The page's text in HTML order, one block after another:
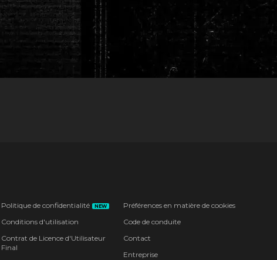
Politique de confidentialité NEW
Conditions d'utilisation
Contrat de Licence d'Utilisateur
Final
Préférences en matière de cookies
Code de conduite
Contact
Entreprise